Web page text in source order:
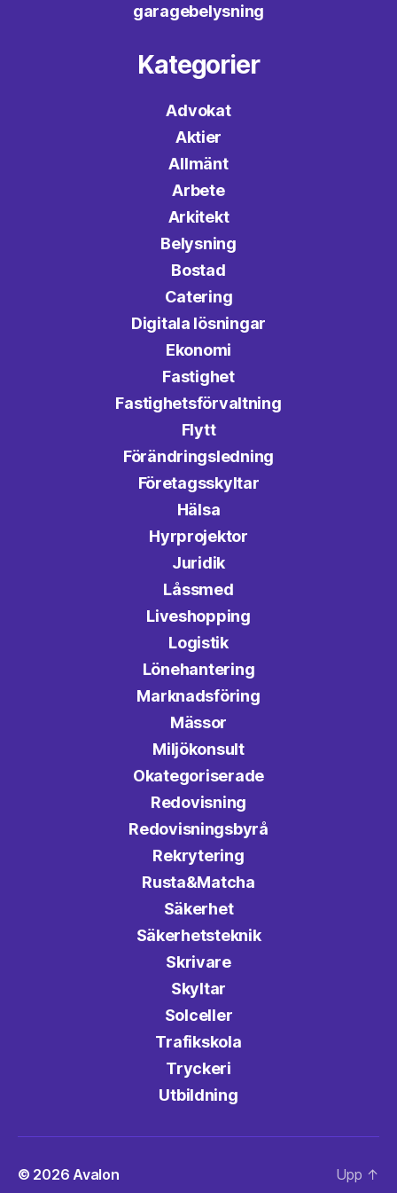
garagebelysning
Kategorier
Advokat
Aktier
Allmänt
Arbete
Arkitekt
Belysning
Bostad
Catering
Digitala lösningar
Ekonomi
Fastighet
Fastighetsförvaltning
Flytt
Förändringsledning
Företagsskyltar
Hälsa
Hyrprojektor
Juridik
Låssmed
Liveshopping
Logistik
Lönehantering
Marknadsföring
Mässor
Miljökonsult
Okategoriserade
Redovisning
Redovisningsbyrå
Rekrytering
Rusta&Matcha
Säkerhet
Säkerhetsteknik
Skrivare
Skyltar
Solceller
Trafikskola
Tryckeri
Utbildning
© 2026 Avalon Upp ↑